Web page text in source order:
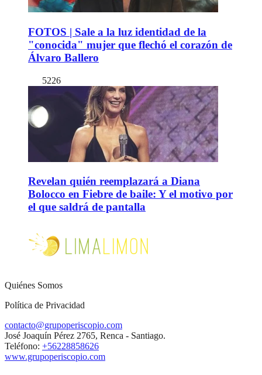
FOTOS | Sale a la luz identidad de la
"conocida" mujer que flechó el corazón de
Álvaro Ballero
5226
Revelan quién reemplazará a Diana
Bolocco en Fiebre de baile: Y el motivo por
el que saldrá de pantalla
Quiénes Somos
Política de Privacidad
contacto@grupoperiscopio.com
José Joaquín Pérez 2765, Renca - Santiago.
Teléfono: +56228858626
www.grupoperiscopio.com